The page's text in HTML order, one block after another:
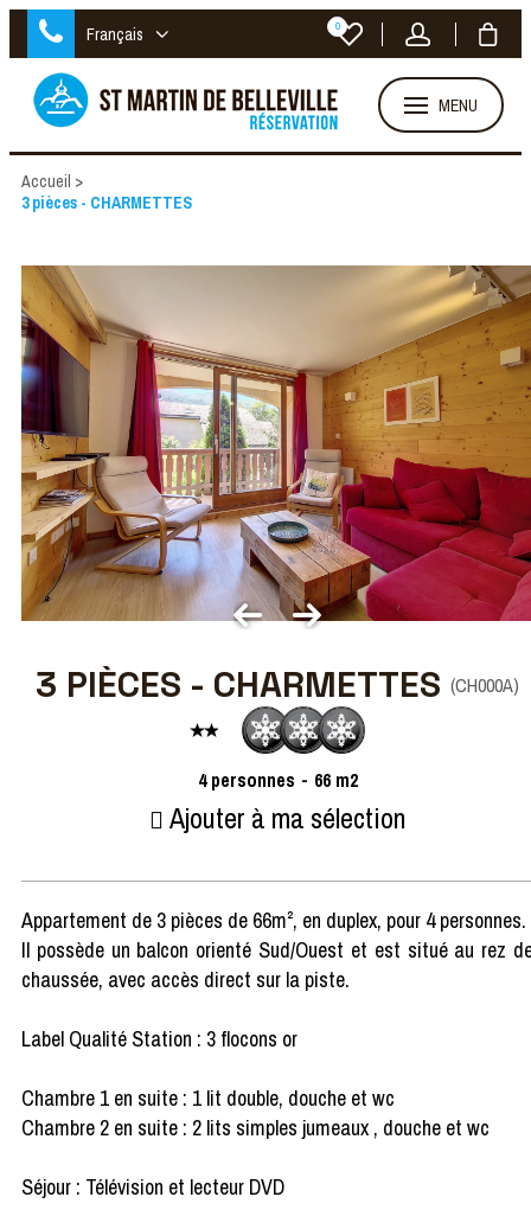
Français 0
MENU
Accueil >
3 pièces - CHARMETTES
3 PIÈCES - CHARMETTES (CH000A)
4 personnes 66 m2
Ajouter à ma sélection
Appartement de 3 pièces de 66m², en duplex, pour 4 personnes.
Il possède un balcon orienté Sud/Ouest et est situé au rez
chaussée, avec accès direct sur la piste.
Label Qualité Station : 3 flocons or
Chambre 1 en suite : 1 lit double, douche et wc
Chambre 2 en suite : 2 lits simples jumeaux , douche et wc
Séjour : Télévision et lecteur DVD